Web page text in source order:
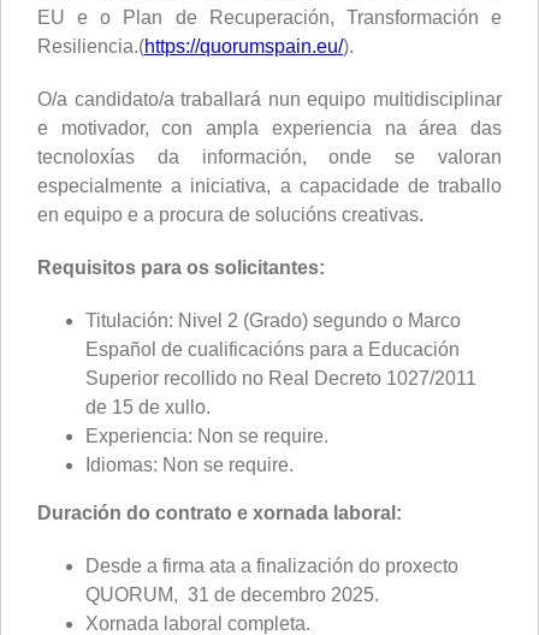
EU e o Plan de Recuperación, Transformación e
Resiliencia.(https://quorumspain.eu/).
O/a candidato/a traballará nun equipo multidisciplinar
e motivador, con ampla experiencia na área das
tecnoloxías da información, onde se valoran
especialmente a iniciativa, a capacidade de traballo
en equipo e a procura de solucións creativas.
Requisitos para os solicitantes:
Titulación: Nivel 2 (Grado) segundo o Marco
Español de cualificacións para a Educación
Superior recollido no Real Decreto 1027/2011
de 15 de xullo.
Experiencia: Non se require.
Idiomas: Non se require.
Duración do contrato e xornada laboral:
Desde a firma ata a finalización do proxecto
QUORUM, 31 de decembro 2025.
Xornada laboral completa.